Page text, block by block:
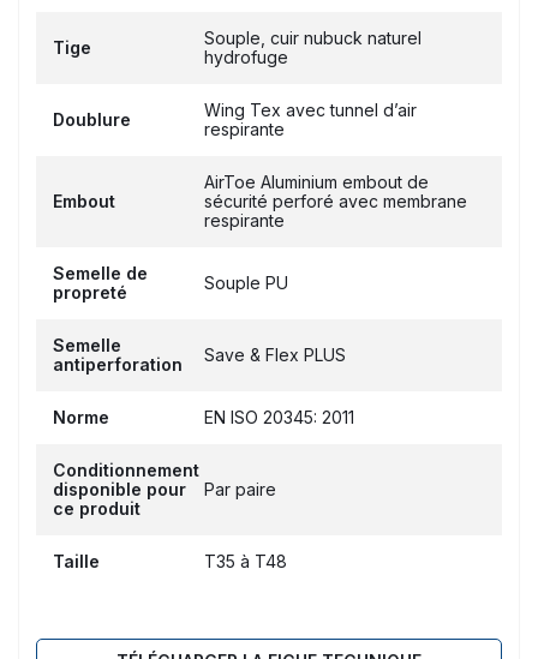
Tige
Souple, cuir nubuck naturel
hydrofuge
Doublure
Wing Tex avec tunnel d’air
respirante
Embout
AirToe Aluminium embout de
sécurité perforé avec membrane
respirante
Semelle de
propreté
Souple PU
Semelle
antiperforation
Save & Flex PLUS
Norme EN ISO 20345: 2011
Conditionnement
disponible pour
ce produit
Par paire
Taille T35 à T48